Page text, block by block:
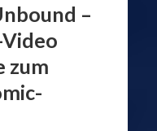
–
zum